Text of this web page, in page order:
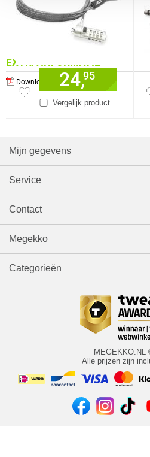
EXTRA INFORMATIE
Download specificatie sheet
Vergelijk product
24,95
Mijn gegevens
Service
Contact
Megekko
Categorieën
MEGEKKO.NL
Alle prijzen zijn